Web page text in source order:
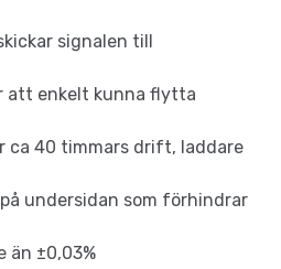
signalen till
att enkelt kunna flytta
ca 40 timmars drift, laddare
undersidan som förhindrar
än ±0,03%